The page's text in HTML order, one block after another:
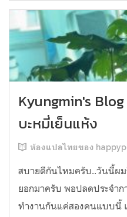
Kyungmin's
บะหมี่เย็นแห้ง
ห้องแปลไทยของ
สบายดีกันไหมครับ..วันนี้ผ
ยอกมาครับ พอปลดประจำก
ทำงานกันแค่สองคนแบบนี้